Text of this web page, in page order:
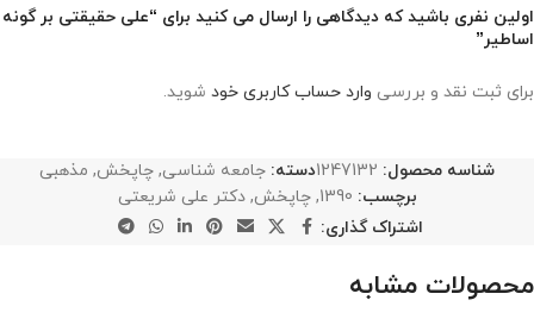
اولین نفری باشید که دیدگاهی را ارسال می کنید برای “علی حقیقتی بر گونه
اساطیر”
برای ثبت نقد و بررسی وارد حساب کاربری خود شوید.
شناسه محصول: 1247132دسته: جامعه شناسی, چاپخش, مذهبی
برچسب: 1390
, چاپخش, دکتر علی شریعتی
اشتراک گذاری:
محصولات مشابه